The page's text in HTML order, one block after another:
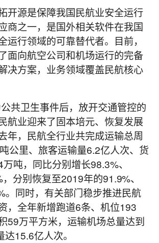
开源是保障我国民航业安全运行
商之一，是国外相关软件在我国
运行领域的可靠替代者。目前，
面向航空公司和机场运行的完备
决方案，业务领域覆盖民航核心
共卫生事件后，放开交通管控的
航业迎来了固本培元、恢复发展
年，民航全行业共完成运输总周
公里、旅客运输量6.2亿人次、货
吨，同比分别增长98.3%、
分别恢复至2019年的91.9%、
。同时，有关部门稳步推进民航
，全年新增跑道6条、机位193
59万平方米，运输机场总量达到
15.6亿人次。